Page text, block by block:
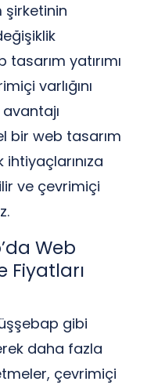
şirketinin
yatırımı
varlığını
bir web tasarım
ve çevrimiçi
Web
Fiyatları
gibi
daha fazla
çevrimiçi